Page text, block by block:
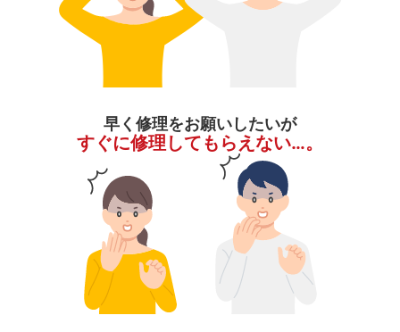
早く修理をお願いしたいが
すぐに修理してもらえない…。